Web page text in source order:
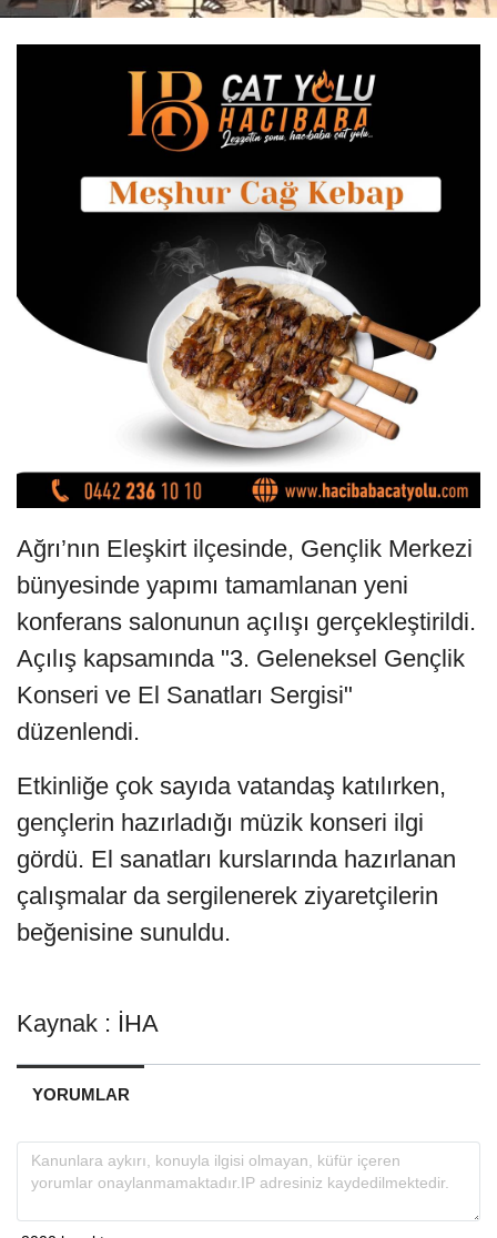
Ağrı’nın Eleşkirt ilçesinde, Gençlik Merkezi
bünyesinde yapımı tamamlanan yeni
konferans salonunun açılışı gerçekleştirildi.
Açılış kapsamında "3. Geleneksel Gençlik
Konseri ve El Sanatları Sergisi"
düzenlendi.
Etkinliğe çok sayıda vatandaş katılırken,
gençlerin hazırladığı müzik konseri ilgi
gördü. El sanatları kurslarında hazırlanan
çalışmalar da sergilenerek ziyaretçilerin
beğenisine sunuldu.
Kaynak : İHA
YORUMLAR